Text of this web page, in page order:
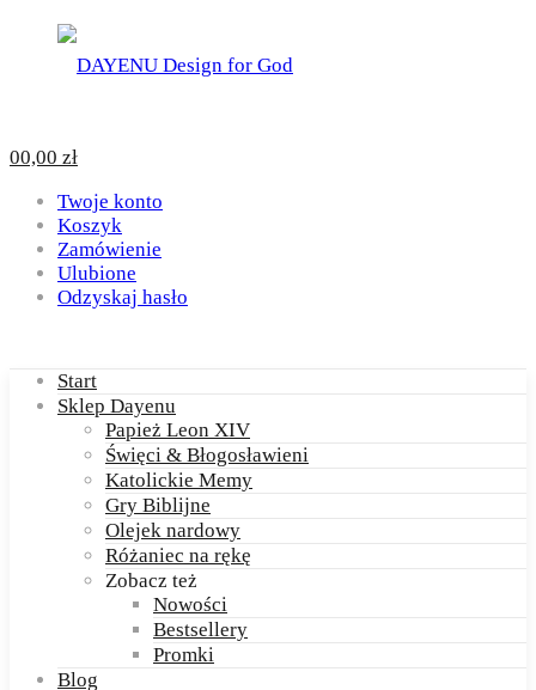
00,00 zł
Twoje konto
Koszyk
Zamówienie
Ulubione
Odzyskaj hasło
Start
Sklep Dayenu
Papież Leon XIV
Święci & Błogosławieni
Katolickie Memy
Gry Biblijne
Olejek nardowy
Różaniec na rękę
Zobacz też
Nowości
Bestsellery
Promki
Blog